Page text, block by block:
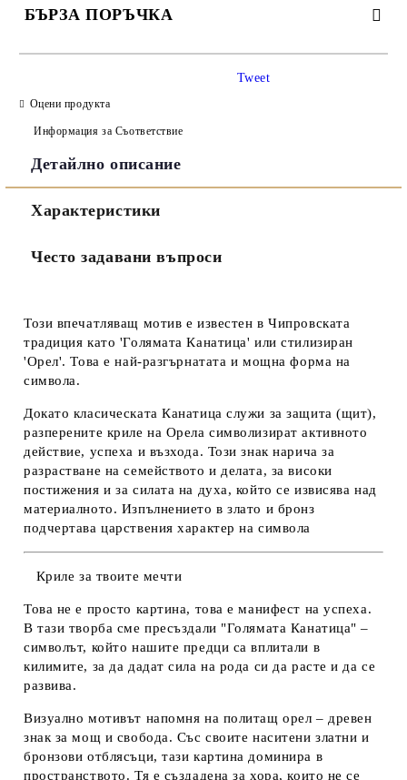
БЪРЗА ПОРЪЧКА
Ние ще се свържем с вас в рамките на работния ден.
Tweet
Оцени продукта
Информация за Съответствие
Детайлно описание
Характеристики
Често задавани въпроси
Този впечатляващ мотив е известен в Чипровската
традиция като 'Голямата Канатица' или стилизиран
'Орел'. Това е най-разгърнатата и мощна форма на
символа.
Докато класическата Канатица служи за защита (щит),
разперените криле на Орела символизиратактивното
действие, успеха и възхода. Този знак нарича за
разрастване на семейството и делата, за високи
постижения и за силата на духа, който се извисява над
материалното. Изпълнението в злато и бронз
подчертава царствения характер на символа
Криле за твоите мечти
Това не е просто картина, това е манифест на успеха.
В тази творба сме пресъздали "Голямата Канатица" –
символът, който нашите предци са вплитали в
килимите, за да дадат сила на рода си да расте и да се
развива.
Визуално мотивът напомня на политащ орел – древен
знак за мощ и свобода. Със своите наситени златни и
бронзови отблясъци, тази картина доминира в
пространството. Тя е създадена за хора, които не се